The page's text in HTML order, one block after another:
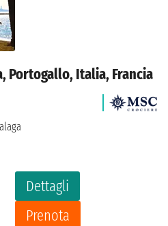
Portogallo, Italia, Francia
Dettagli
Prenota